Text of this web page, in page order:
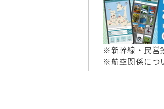
※新幹線・民営
※航空関係につ